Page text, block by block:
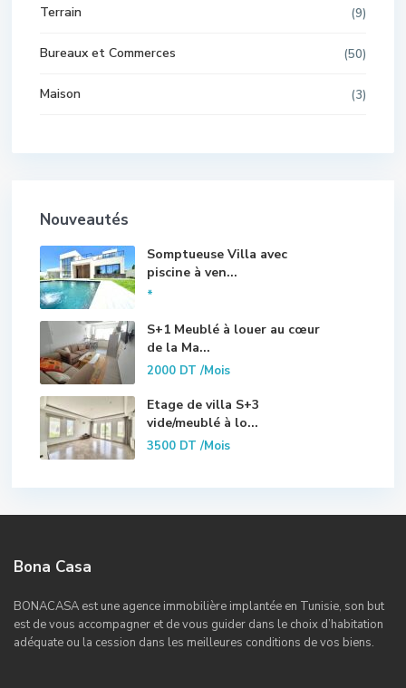
Terrain (9)
Bureaux et Commerces (50)
Maison (3)
Nouveautés
Somptueuse Villa avec
piscine à ven...
*
S+1 Meublé à louer au cœur
de la Ma...
2000 DT/Mois
Etage de villa S+3
vide/meublé à lo...
3500 DT/Mois
Bona Casa
BONACASA est une agence immobilière implantée en Tunisie, son but
est de vous accompagner et de vous guider dans le choix d’habitation
adéquate ou la cession dans les meilleures conditions de vos biens.